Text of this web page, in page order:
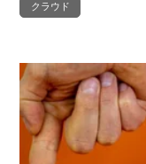
クラウド